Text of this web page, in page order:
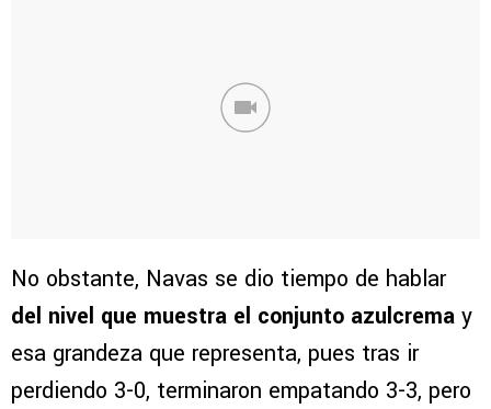
No obstante, Navas se dio tiempo de hablar
del nivel que muestra el conjunto azulcrema y
esa grandeza que representa, pues tras ir
perdiendo 3-0, terminaron empatando 3-3, pero